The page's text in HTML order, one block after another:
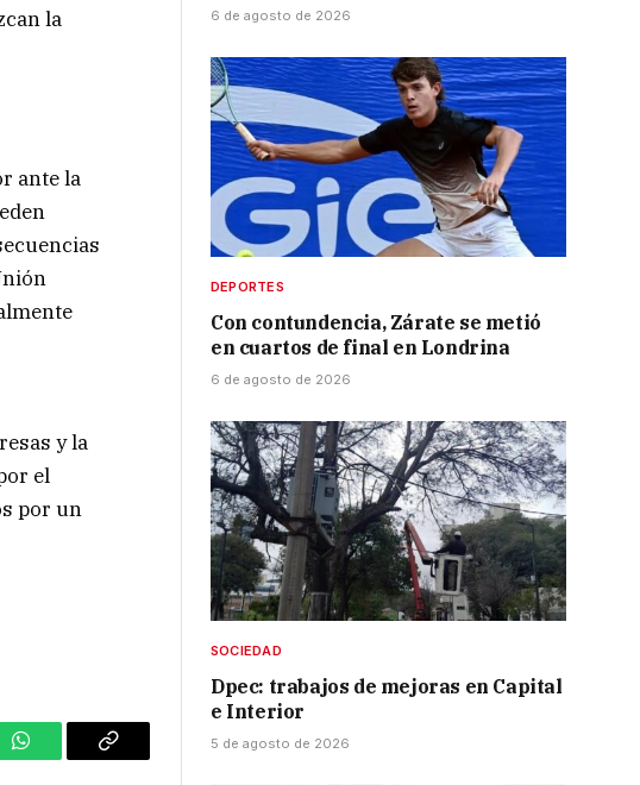
la
ante la
y la
el
por un
WhatsAppCopy
6 de agosto de 2026
DEPORTES
Con contundencia, Zárate se metió
en cuartos de final en Londrina
6 de agosto de 2026
SOCIEDAD
Dpec: trabajos de mejoras en Capital
e Interior
5 de agosto de 2026